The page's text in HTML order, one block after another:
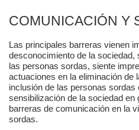
COMUNICACIÓN Y
Las principales barreras vienen
desconocimiento de la
las personas sordas, siente
actuaciones en la eliminación de
inclusión de las personas
sensibilización de la sociedad en
barreras de comunicación en la
sordas.